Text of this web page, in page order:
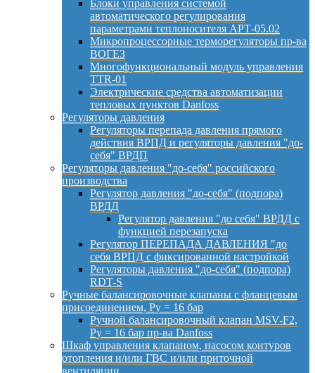
Блоки управления системой
автоматического регулирования
параметрами теплоносителя АРТ-05.02
Микропроцессорные терморегуляторы пр-ва
ВОГЕЗ
Многофункциональный модуль управления
TTR-01
Электрические средства автоматизации
тепловых пунктов Danfoss
Регуляторы давления
Регуляторы перепада давления прямого
действия ВРПД и регуляторы давления "до-
себя" ВРДП
Регуляторы давления "до-себя" российского
производства
Регулятор давления "до-себя" (подпора)
ВРДД
Регулятор давления "до себя" ВРДД с
функцией перезапуска
Регулятор ПЕРЕПАДА ДАВЛЕНИЯ "до
себя ВРПД с фиксированной настройкой
Регуляторы давления "до-себя" (подпора)
RDT-S
Ручные балансировочные клапаны с фланцевым
присоединением, Py = 16 бар
Ручной балансировочный клапан MSV-F2,
Py = 16 бар пр-ва Danfoss
Шкаф управления клапаном, насосом контуров
отопления и/или ГВС и/или приточной
вентиляции